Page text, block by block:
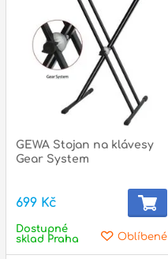
Adresa
mapa)
gsm.: +420 777 888 408
gsm.: +420 777 888 088
GEWA Stojan na klávesy
Gear System
699 Kč
Oblíbené
Dostupné
sklad Praha